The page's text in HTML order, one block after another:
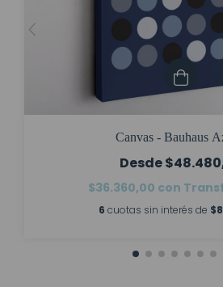
Canvas - Bauhaus
$36.360,00 con
6 cuotas sin interés de